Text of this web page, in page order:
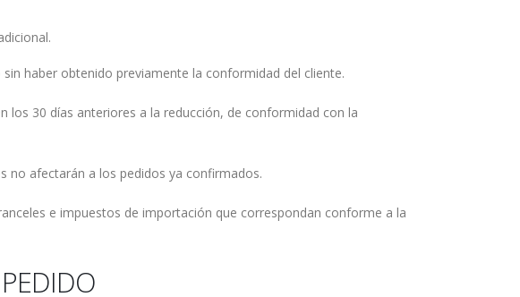
haber obtenido previamente la conformidad del cliente.
los 30 días anteriores a la reducción, de conformidad con la
no afectarán a los pedidos ya confirmados.
e impuestos de importación que correspondan conforme a la